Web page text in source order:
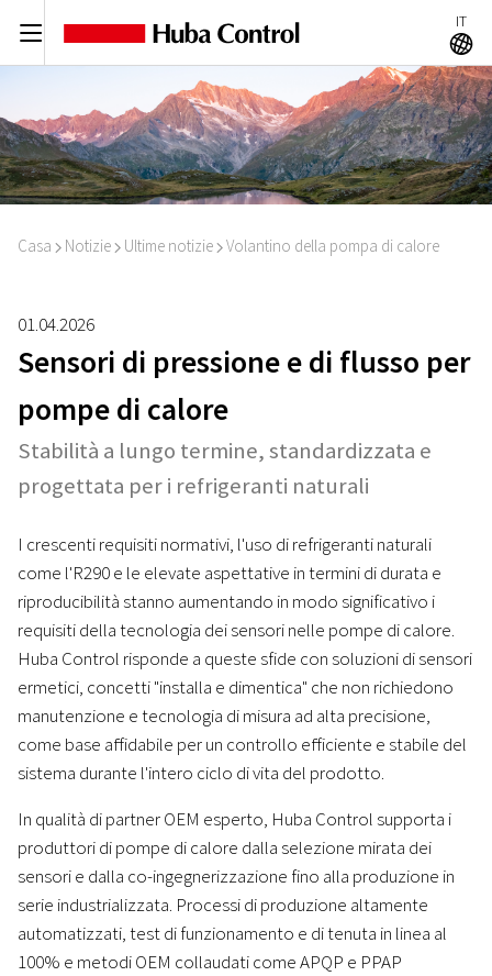
C IT
A
Casa I Notizie I Ultime notizie I Volantino della pompa di calore
01.04.2026
Sensori di pressione e di flusso per
pompe di calore
Stabilità a lungo termine, standardizzata e
progettata per i refrigeranti naturali
I crescenti requisiti normativi, l'uso di refrigeranti naturali
come l'R290 e le elevate aspettative in termini di durata e
riproducibilità stanno aumentando in modo significativo i
requisiti della tecnologia dei sensori nelle pompe di calore.
Huba Control risponde a queste sfide con soluzioni di sensori
ermetici, concetti "installa e dimentica" che non richiedono
manutenzione e tecnologia di misura ad alta precisione,
come base affidabile per un controllo efficiente e stabile del
sistema durante l'intero ciclo di vita del prodotto.
In qualità di partner OEM esperto, Huba Control supporta i
produttori di pompe di calore dalla selezione mirata dei
sensori e dalla co-ingegnerizzazione fino alla produzione in
serie industrializzata. Processi di produzione altamente
automatizzati, test di funzionamento e di tenuta in linea al
100% e metodi OEM collaudati come APQP e PPAP